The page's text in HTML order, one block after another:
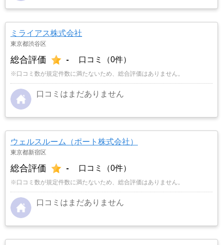
ミライアス株式会社
東京都渋谷区
総合評価 - 口コミ（0件）
※口コミ数が規定件数に満たないため、総合評価はありません。
口コミはまだありません
ウェルスルーム（ポート株式会社）
東京都新宿区
総合評価 - 口コミ（0件）
※口コミ数が規定件数に満たないため、総合評価はありません。
口コミはまだありません